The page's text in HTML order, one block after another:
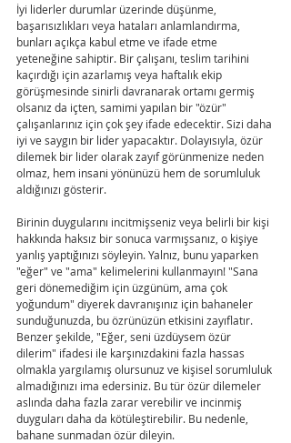
İyi liderler durumlar üzerinde düşünme,
başarısızlıkları veya hataları anlamlandırma,
bunları açıkça kabul etme ve ifade etme
yeteneğine sahiptir. Bir çalışanı, teslim tarihini
kaçırdığı için azarlamış veya haftalık ekip
görüşmesinde sinirli davranarak ortamı germiş
olsanız da içten, samimi yapılan bir "özür"
çalışanlarınız için çok şey ifade edecektir. Sizi daha
iyi ve saygın bir lider yapacaktır. Dolayısıyla, özür
dilemek bir lider olarak zayıf görünmenize neden
olmaz, hem insani yönünüzü hem de sorumluluk
aldığınızı gösterir.
Birinin duygularını incitmişseniz veya belirli bir kişi
hakkında haksız bir sonuca varmışsanız, o kişiye
yanlış yaptığınızı söyleyin. Yalnız, bunu yaparken
"eğer" ve "ama" kelimelerini kullanmayın! "Sana
geri dönemediğim için üzgünüm, ama çok
yoğundum" diyerek davranışınız için bahaneler
sunduğunuzda, bu özrünüzün etkisini zayıflatır.
Benzer şekilde, "Eğer, seni üzdüysem özür
dilerim" ifadesi ile karşınızdakini fazla hassas
olmakla yargılamış olursunuz ve kişisel sorumluluk
almadığınızı ima edersiniz. Bu tür özür dilemeler
aslında daha fazla zarar verebilir ve incinmiş
duyguları daha da kötüleştirebilir. Bu nedenle,
bahane sunmadan özür dileyin.